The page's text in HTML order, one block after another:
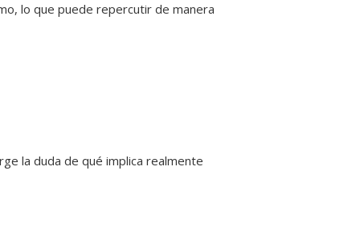
lo que puede repercutir de manera
la duda de qué implica realmente